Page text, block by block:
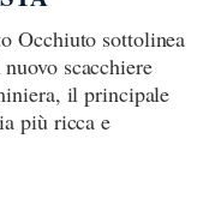
Occhiuto sottolinea
scacchiere
il principale
più ricca e